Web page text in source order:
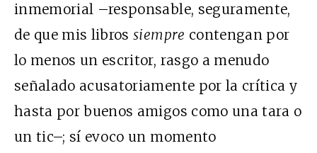
inmemorial –responsable, seguramente,
de que mis librossiempre contengan por
lo menos un escritor, rasgo a menudo
señalado acusatoriamente por la crítica y
hasta por buenos amigos como una tara o
un tic–; sí evoco un momento